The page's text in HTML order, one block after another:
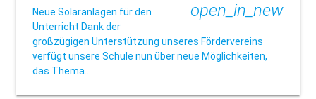
open_in_new
Neue Solaranlagen für den
Unterricht Dank der
großzügigen Unterstützung unseres Fördervereins
verfügt unsere Schule nun über neue Möglichkeiten,
das Thema…